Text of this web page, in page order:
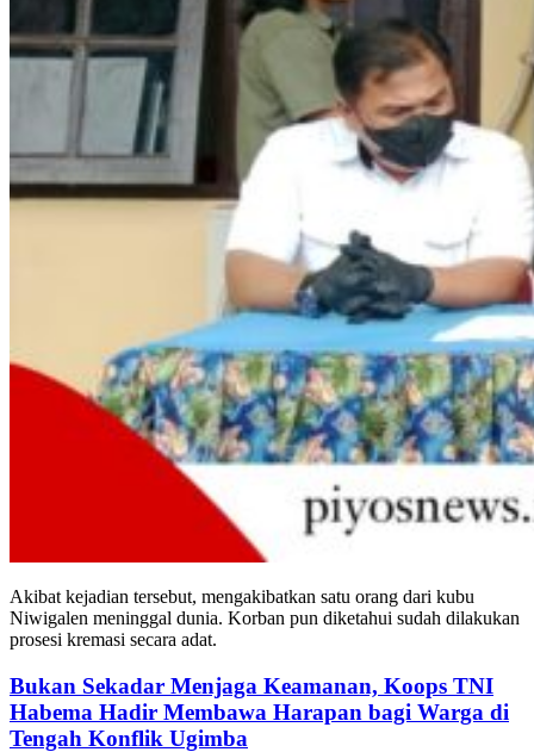
Akibat kejadian tersebut, mengakibatkan satu orang dari kubu
Niwigalen meninggal dunia. Korban pun diketahui sudah dilakukan
prosesi kremasi secara adat.
Bukan Sekadar Menjaga Keamanan, Koops TNI
Habema Hadir Membawa Harapan bagi Warga di
Tengah Konflik Ugimba